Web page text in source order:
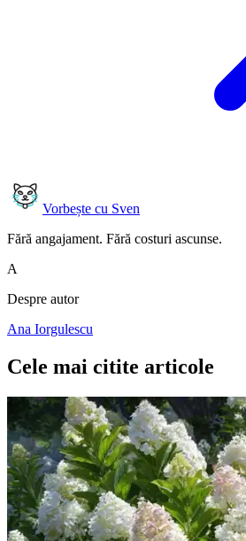
Vorbește cu Sven
Fără angajament. Fără costuri ascunse.
A
Despre autor
Ana Iorgulescu
Cele mai citite articole